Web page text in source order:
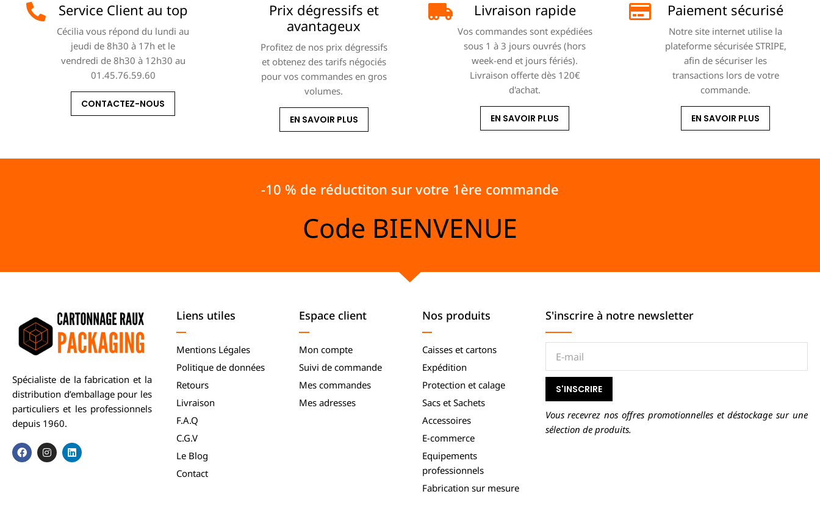
Service Client au top
Cécilia vous répond du lundi au
jeudi de 8h30 à 17h et le
vendredi de 8h30 à 12h30 au
01.45.76.59.60
CONTACTEZ-NOUS
Prix dégressifs et
avantageux
Profitez de nos prix dégressifs
et obtenez des tarifs négociés
pour vos commandes en gros
volumes.
EN SAVOIR PLUS
Livraison rapide
Vos commandes sont expédiées
sous 1 à 3 jours ouvrés (hors
week-end et jours fériés).
Livraison offerte dès 120€
d'achat.
EN SAVOIR PLUS
Paiement sécurisé
Notre site internet utilise la
plateforme sécurisée STRIPE,
afin de sécuriser les
transactions lors de votre
commande.
EN SAVOIR PLUS
-10 % de réductiton sur votre 1ère commande
Code BIENVENUE
Spécialiste de la fabrication et la
distribution d’emballage pour les
particuliers et les professionnels
depuis 1960.
Liens utiles
Mentions Légales
Politique de données
Retours
Livraison
F.A.Q
C.G.V
Le Blog
Contact
Espace client
Mon compte
Suivi de commande
Mes commandes
Mes adresses
Nos produits
Caisses et cartons
Expédition
Protection et calage
Sacs et Sachets
Accessoires
E-commerce
Equipements
professionnels
Fabrication sur mesure
S'inscrire à notre newsletter
S'INSCRIRE
Vous recevrez nos offres promotionnelles et déstockage sur une
sélection de produits.